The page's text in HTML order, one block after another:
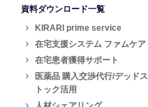
資料ダウンロード一覧
KIRARI prime service
在宅支援システム ファムケア
在宅患者獲得サポート
医薬品 購入交渉代行/デッドス
トック活用